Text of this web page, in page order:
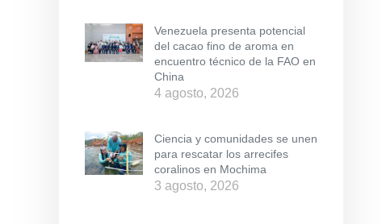
Venezuela presenta potencial
del cacao fino de aroma en
encuentro técnico de la FAO en
China
4 agosto, 2026
Ciencia y comunidades se unen
para rescatar los arrecifes
coralinos en Mochima
3 agosto, 2026